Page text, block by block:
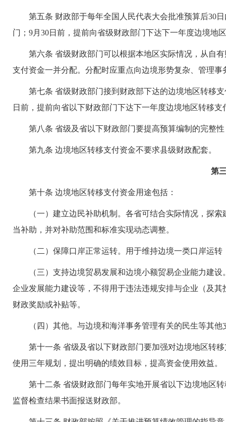
第五条 财政部于每年全国人民代表大会批准预算后30日
门；9月30日前，提前向省级财政部门下达下一年度边境地
第六条 省级财政部门可以根据本地区实际情况，从自有
支付资金一并分配。分配时应重点向边境形势复杂、管理
第七条 省级财政部门接到财政部下达的边境地区转移支
日前，提前向省以下财政部门下达下一年度边境地区转移支
第八条 省级及省以下财政部门要提高预算编制的完整性
第九条 边境地区转移支付资金不要求县级财政配套。
第
第十条 边境地区转移支付资金用途包括：
（一）建立边民补助机制。各省可结合实际情况，探索
当补助，并对补助范围和标准实现动态调整。
（二）保障口岸正常运转。用于维持边境一类口岸运转
（三）支持边境贸易发展和边境小额贸易企业能力建设
企业发展能力建设等，不得用于违法违规安排与企业（及
财政奖励或补贴等。
（四）其他。与边境和海洋事务管理有关的民生等其他
第十一条 省级及省以下财政部门要加强对边境地区转移
使用三年规划，提出明确的绩效目标，提高资金使用效益。
第十二条 省级财政部门每年实地开展省以下边境地区转
监督检查结果书面报送财政部。